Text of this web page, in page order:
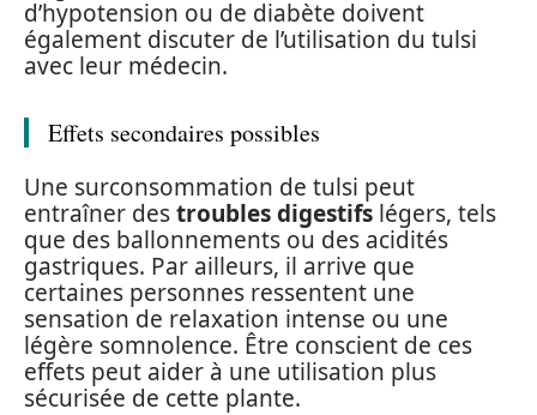
d’hypotension ou de diabète doivent
également discuter de l’utilisation du tulsi
avec leur médecin.
Effets secondaires possibles
Une surconsommation de tulsi peut
entraîner destroubles digestifs légers, tels
que des ballonnements ou des acidités
gastriques. Par ailleurs, il arrive que
certaines personnes ressentent une
sensation de relaxation intense ou une
légère somnolence. Être conscient de ces
effets peut aider à une utilisation plus
sécurisée de cette plante.